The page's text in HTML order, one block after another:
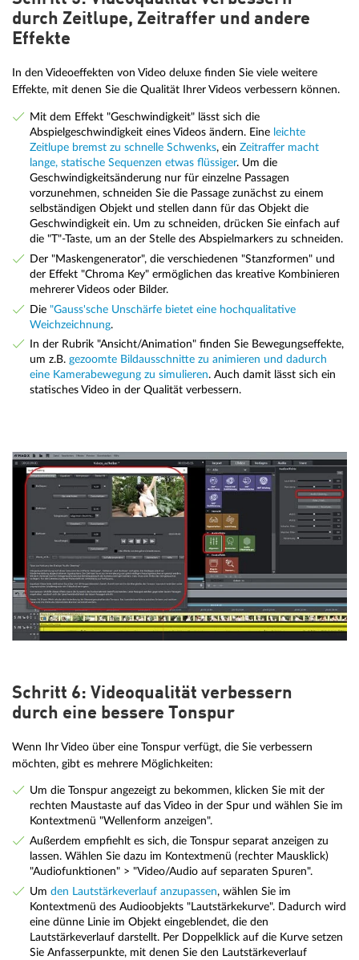
durch Zeitlupe, Zeitraffer und andere
Effekte
In den Videoeffekten von Video deluxe finden Sie viele weitere
Effekte, mit denen Sie die Qualität Ihrer Videos verbessern können.
Mit dem Effekt "Geschwindigkeit" lässt sich die
Abspielgeschwindigkeit eines Videos ändern. Eine leichte
Zeitlupe bremst zu schnelle Schwenks, ein Zeitraffer macht
lange, statische Sequenzen etwas flüssiger. Um die
Geschwindigkeitsänderung nur für einzelne Passagen
vorzunehmen, schneiden Sie die Passage zunächst zu einem
selbständigen Objekt und stellen dann für das Objekt die
Geschwindigkeit ein. Um zu schneiden, drücken Sie einfach auf
die "T"-Taste, um an der Stelle des Abspielmarkers zu schneiden.
Der "Maskengenerator", die verschiedenen "Stanzformen" und
der Effekt "Chroma Key" ermöglichen das kreative Kombinieren
mehrerer Videos oder Bilder.
Die "Gauss'sche Unschärfe bietet eine hochqualitative
Weichzeichnung.
In der Rubrik "Ansicht/Animation" finden Sie Bewegungseffekte,
um z.B. gezoomte Bildausschnitte zu animieren und dadurch
eine Kamerabewegung zu simulieren. Auch damit lässt sich ein
statisches Video in der Qualität verbessern.
Schritt 6: Videoqualität verbessern
durch eine bessere Tonspur
Wenn Ihr Video über eine Tonspur verfügt, die Sie verbessern
möchten, gibt es mehrere Möglichkeiten:
Um die Tonspur angezeigt zu bekommen, klicken Sie mit der
rechten Maustaste auf das Video in der Spur und wählen Sie im
Kontextmenü "Wellenform anzeigen".
Außerdem empfiehlt es sich, die Tonspur separat anzeigen zu
lassen. Wählen Sie dazu im Kontextmenü (rechter Mausklick)
"Audiofunktionen" > "Video/Audio auf separaten Spuren".
Um den Lautstärkeverlauf anzupassen, wählen Sie im
Kontextmenü des Audioobjekts "Lautstärkekurve". Dadurch wird
eine dünne Linie im Objekt eingeblendet, die den
Lautstärkeverlauf darstellt. Per Doppelklick auf die Kurve setzen
Sie Anfasserpunkte, mit denen Sie den Lautstärkeverlauf